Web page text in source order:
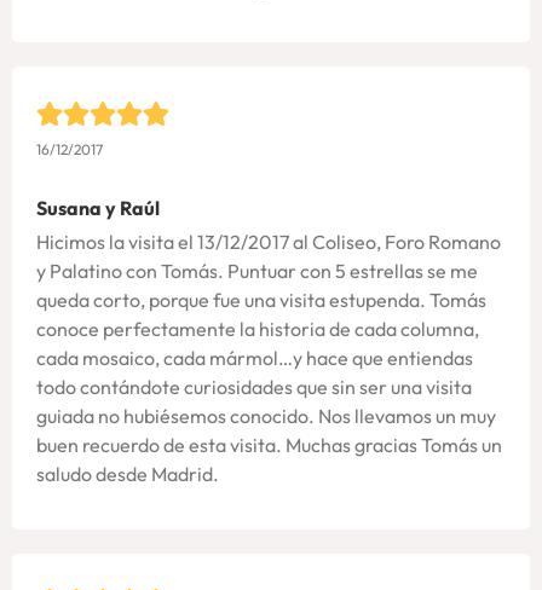
16/12/2017
Susana y Raúl
Hicimos la visita el 13/12/2017 al Coliseo, Foro Romano
y Palatino con Tomás. Puntuar con 5 estrellas se me
queda corto, porque fue una visita estupenda. Tomás
conoce perfectamente la historia de cada columna,
cada mosaico, cada mármol…y hace que entiendas
todo contándote curiosidades que sin ser una visita
guiada no hubiésemos conocido. Nos llevamos un muy
buen recuerdo de esta visita. Muchas gracias Tomás un
saludo desde Madrid.